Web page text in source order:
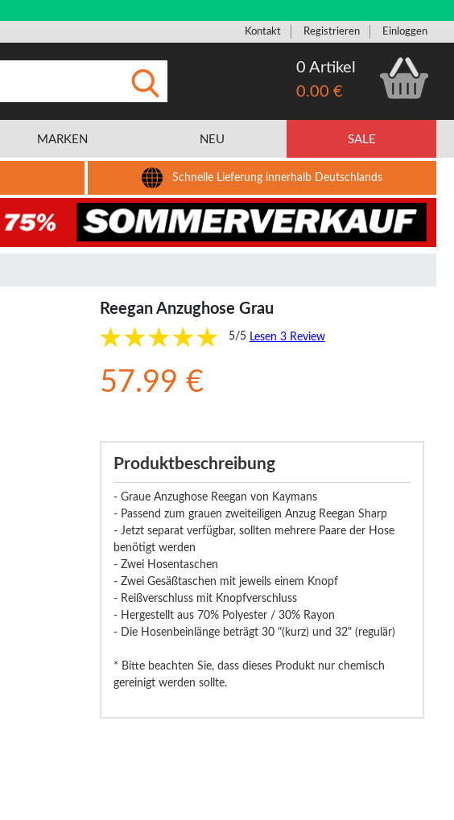
Kontakt Registrieren Einloggen
0 Artikel
0.00 €
MARKEN NEU SALE
Schnelle Lieferung innerhalb Deutschlands
Reegan Anzughose Grau
5/5 Lesen 3 Review
57.99 €
Produktbeschreibung
- Graue Anzughose Reegan von Kaymans
- Passend zum grauen zweiteiligen Anzug Reegan Sharp
- Jetzt separat verfügbar, sollten mehrere Paare der Hose
benötigt werden
- Zwei Hosentaschen
- Zwei Gesäßtaschen mit jeweils einem Knopf
- Reißverschluss mit Knopfverschluss
- Hergestellt aus 70% Polyester / 30% Rayon
- Die Hosenbeinlänge beträgt 30 "(kurz) und 32" (regulär)
* Bitte beachten Sie, dass dieses Produkt nur chemisch
gereinigt werden sollte.